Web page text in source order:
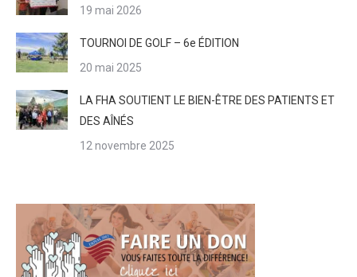
19 mai 2026
TOURNOI DE GOLF – 6e ÉDITION
20 mai 2025
LA FHA SOUTIENT LE BIEN-ÊTRE DES PATIENTS ET
DES AÎNÉS
12 novembre 2025